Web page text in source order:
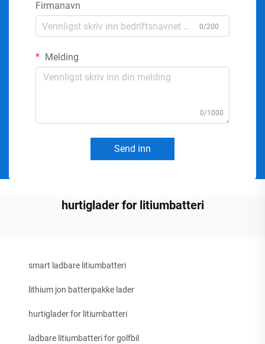
Firmanavn
0/200
Melding
0/1000
Send inn
hurtiglader for litiumbatteri
smart ladbare litiumbatteri
lithium jon batteripakke lader
hurtiglader for litiumbatteri
ladbare litiumbatteri for golfbil